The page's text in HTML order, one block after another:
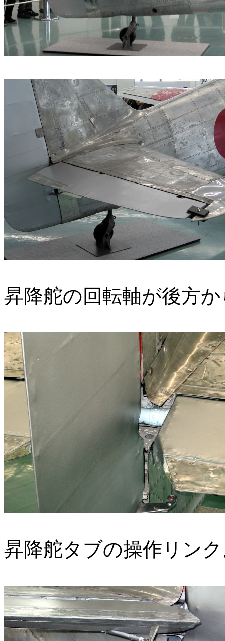
昇降舵の回転軸が後方
昇降舵タブの操作リン